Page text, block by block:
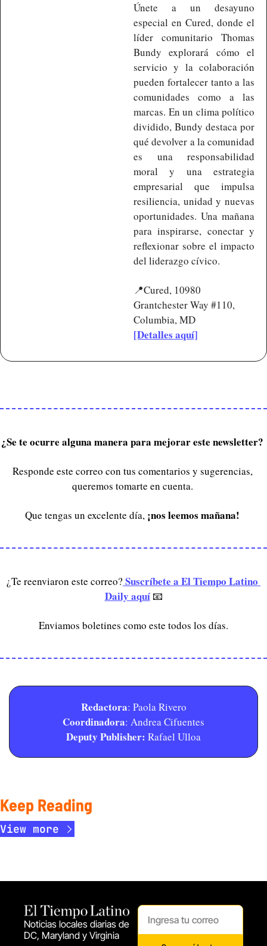
Únete a un desayuno
especial en Cured, donde el
líder comunitario Thomas
Bundy explorará cómo el
servicio y la colaboración
pueden fortalecer tanto a las
comunidades como a las
marcas. En un clima político
dividido, Bundy destaca por
qué devolver a la comunidad
es una responsabilidad
moral y una estrategia
empresarial que impulsa
resiliencia, unidad y nuevas
oportunidades. Una mañana
para inspirarse, conectar y
reflexionar sobre el impacto
del liderazgo cívico.
📍Cured, 10980
Grantchester Way #110,
Columbia, MD
[Detalles aquí]
¿Se te ocurre alguna manera para mejorar este newsletter?
Responde este correo con tus comentarios y sugerencias,
queremos tomarte en cuenta.
Que tengas un excelente día, ¡nos leemos mañana!
¿Te reenviaron este correo? Suscríbete a El Tiempo Latino
Daily aquí 📧
Enviamos boletines como este todos los días.
Redactora: Paola Rivero
Coordinadora: Andrea Cifuentes
Deputy Publisher: Rafael Ulloa
Keep Reading
View more
Noticias locales diarias de
DC, Maryland y Virginia